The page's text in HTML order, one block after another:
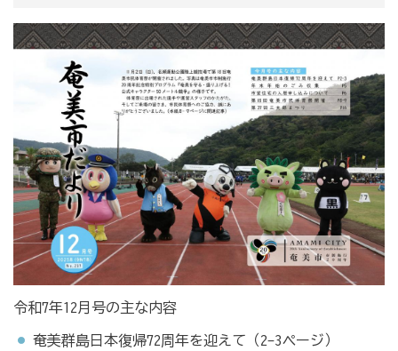
令和7年12月号の主な内容
奄美群島日本復帰72周年を迎えて（2-3ページ）